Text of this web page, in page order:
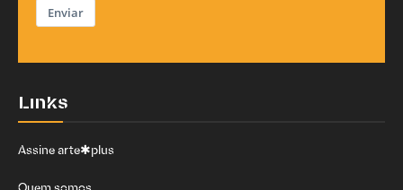
Enviar
Links
Assine arte✱plus